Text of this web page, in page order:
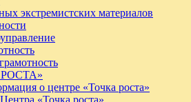
экстремистских материалов
о центре «Точка роста»
«Точка роста»